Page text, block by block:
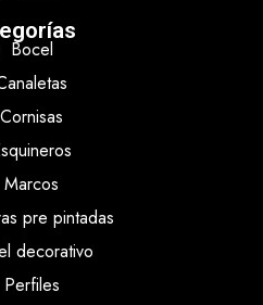
Bocel
Cornisas
Marcos
pre pintadas
decorativo
Perfiles